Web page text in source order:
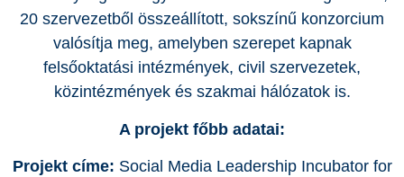
20 szervezetből összeállított, sokszínű konzorcium
valósítja meg, amelyben szerepet kapnak
felsőoktatási intézmények, civil szervezetek,
közintézmények és szakmai hálózatok is.
A projekt főbb adatai:
Projekt címe: Social Media Leadership Incubator for